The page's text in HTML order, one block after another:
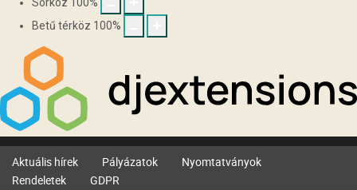
Betű térköz 100%
Aktuális hírek Pályázatok
Nyomtatványok
Rendeletek
GDPR